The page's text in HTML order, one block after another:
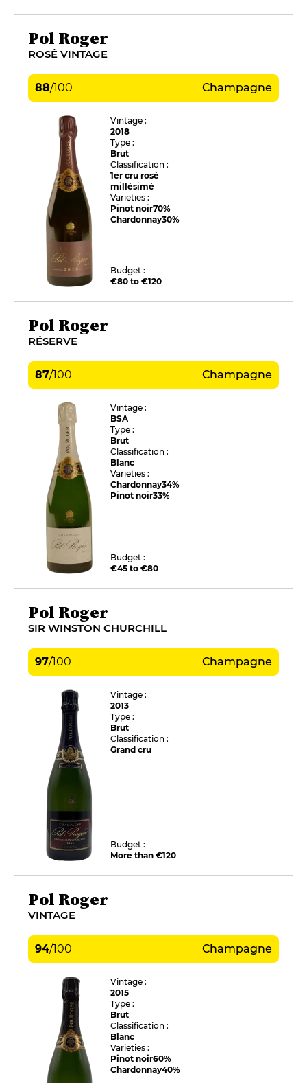
Pol Roger
ROSÉ VINTAGE
88/100 Champagne
Vintage :
2018
Type :
Brut
Classification :
1er cru rosé
millésimé
Varieties :
Pinot noir70%
Chardonnay30%
Budget :
€80 to €120
Pol Roger
RÉSERVE
87/100 Champagne
Vintage :
BSA
Type :
Brut
Classification :
Blanc
Varieties :
Chardonnay34%
Pinot noir33%
Budget :
€45 to €80
Pol Roger
SIR WINSTON CHURCHILL
97/100 Champagne
Vintage :
2013
Type :
Brut
Classification :
Grand cru
Budget :
More than €120
Pol Roger
VINTAGE
94/100 Champagne
Vintage :
2015
Type :
Brut
Classification :
Blanc
Varieties :
Pinot noir60%
Chardonnay40%